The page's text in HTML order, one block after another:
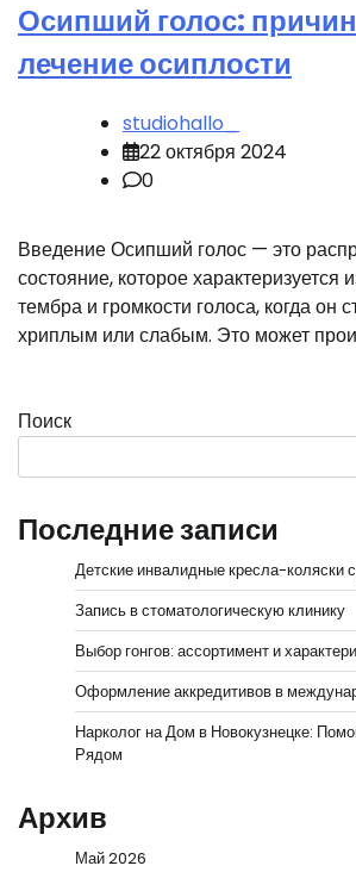
Осипший голос:
лечение осиплости
studiohallo_
22 октября 2024
0
Введение Осипший голос — это
состояние, которое характеризуется
тембра и громкости голоса, когда он
хриплым или слабым. Это может
Поиск
Последние записи
Детские инвалидные кресла-коляски
Запись в стоматологическую клинику
Выбор гонгов: ассортимент и
Оформление аккредитивов в
Нарколог на Дом в Новокузнецке:
Рядом
Архив
Май 2026